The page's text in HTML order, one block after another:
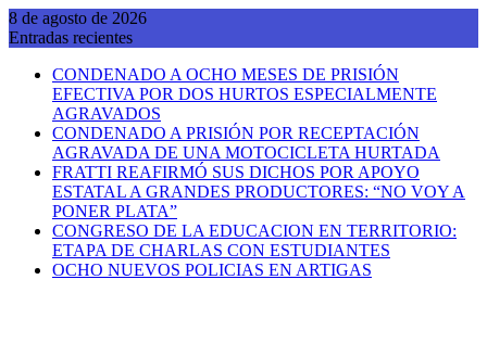
Saltar
al
8 de agosto de 2026
Entradas recientes
CONDENADO A OCHO MESES DE PRISIÓN
EFECTIVA POR DOS HURTOS ESPECIALMENTE
AGRAVADOS
CONDENADO A PRISIÓN POR RECEPTACIÓN
AGRAVADA DE UNA MOTOCICLETA HURTADA
FRATTI REAFIRMÓ SUS DICHOS POR APOYO
ESTATAL A GRANDES PRODUCTORES: “NO VOY A
PONER PLATA”
CONGRESO DE LA EDUCACION EN TERRITORIO:
ETAPA DE CHARLAS CON ESTUDIANTES
OCHO NUEVOS POLICIAS EN ARTIGAS